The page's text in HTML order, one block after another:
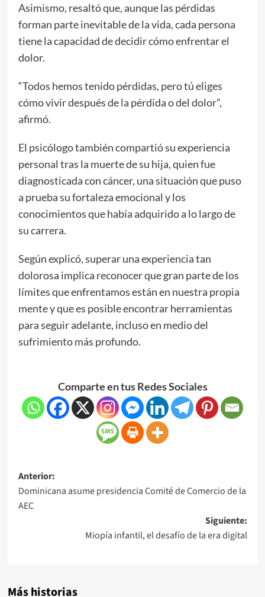
Asimismo, resaltó que, aunque las pérdidas
forman parte inevitable de la vida, cada persona
tiene la capacidad de decidir cómo enfrentar el
dolor.
“Todos hemos tenido pérdidas, pero tú eliges
cómo vivir después de la pérdida o del dolor”,
afirmó.
El psicólogo también compartió su experiencia
personal tras la muerte de su hija, quien fue
diagnosticada con cáncer, una situación que puso
a prueba su fortaleza emocional y los
conocimientos que había adquirido a lo largo de
su carrera.
Según explicó, superar una experiencia tan
dolorosa implica reconocer que gran parte de los
límites que enfrentamos están en nuestra propia
mente y que es posible encontrar herramientas
para seguir adelante, incluso en medio del
sufrimiento más profundo.
Comparte en tus Redes Sociales
Anterior:
Dominicana asume presidencia Comité de Comercio de la
AEC
Siguiente:
Miopía infantil, el desafío de la era digital
Más historias